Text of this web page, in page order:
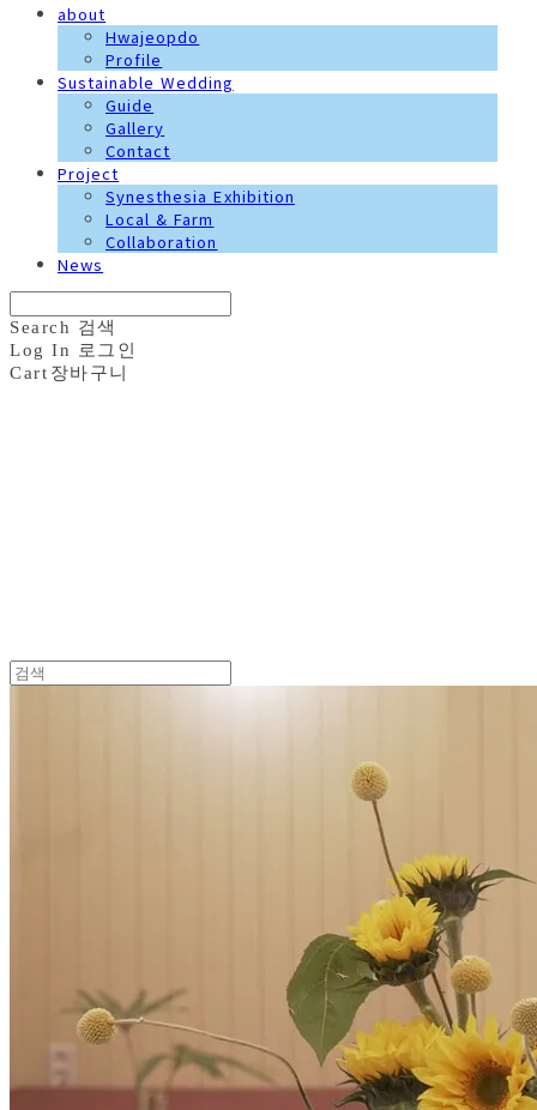
about
Hwajeopdo
Profile
Sustainable Wedding
Guide
Gallery
Contact
Project
Synesthesia Exhibition
Local & Farm
Collaboration
News
Search 검색
Log In
로그인
Cart 장바구니